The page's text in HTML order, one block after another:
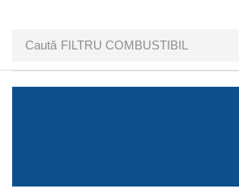
Caută FILTRU COMBUSTIBIL